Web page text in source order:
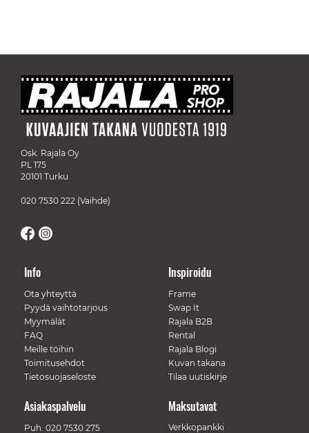
Osk. Rajala Oy
PL 175
20101 Turku
020 7530 222 (Vaihde)
Info
Ota yhteyttä
Pyydä vaihtotarjous
Myymälät
FAQ
Meille töihin
Toimitusehdot
Tietosuojaseloste
Inspiroidu
Frame
Swap It
Rajala B2B
Rental
Rajala Blogi
Kuvan takana
Tilaa uutiskirje
Maksutavat
Verkkopankki
Asiakaspalvelu
Puh. 020 7530 275